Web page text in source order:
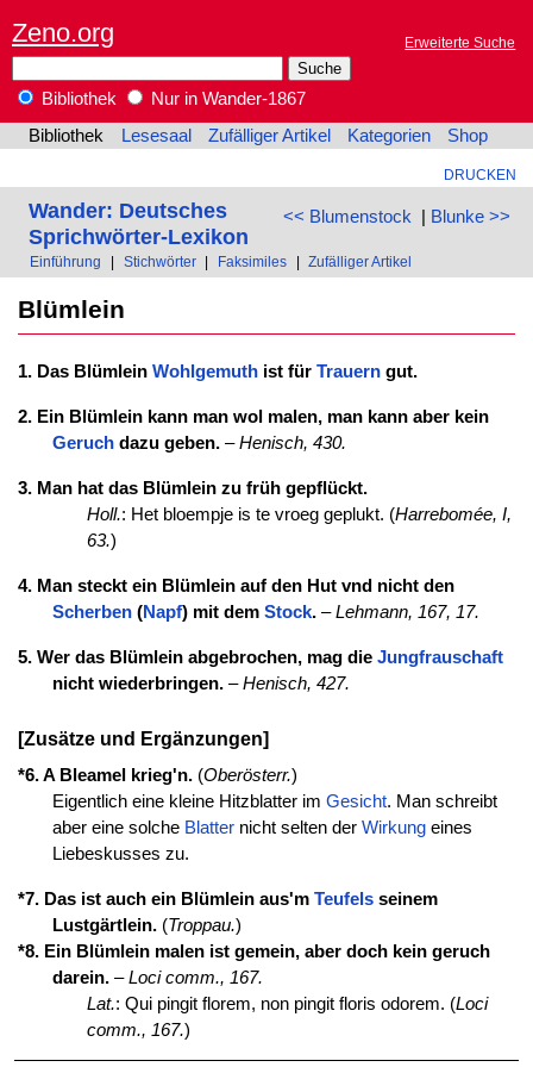
Zeno.org Erweiterte Suche
Bibliothek
Nur in Wander-1867
Bibliothek
Lesesaal Zufälliger Artikel Kategorien Shop
DRUCKEN
<< Blumenstock | Blunke >>
Wander: Deutsches
Sprichwörter-Lexikon
Einführung Stichwörter Faksimiles Zufälliger Artikel
Blümlein
1. Das Blümlein Wohlgemuthist für Trauerngut.
2. Ein Blümlein kann man wol malen, man kann aber kein
Geruchdazu geben.–Henisch, 430.
3. Man hat das Blümlein zu früh gepflückt.
Holl.: Het bloempje is te vroeg geplukt. (Harrebomée, I,
63.)
4. Man steckt ein Blümlein auf den Hut vnd nicht den
Scherben(Napf) mit dem Stock.–Lehmann, 167, 17.
5. Wer das Blümlein abgebrochen, mag die Jungfrauschaft
nicht wiederbringen.–Henisch, 427.
[Zusätze und Ergänzungen]
*6. A Bleamel krieg'n.(Oberösterr.)
Eigentlich eine kleine Hitzblatter im Gesicht. Man schreibt
aber eine solche Blatternicht selten der Wirkungeines
Liebeskusses zu.
*7. Das ist auch ein Blümlein aus'm Teufelsseinem
Lustgärtlein.(Troppau.)
*8. Ein Blümlein malen ist gemein, aber doch kein geruch
darein.–Loci comm., 167.
Lat.: Qui pingit florem, non pingit floris odorem. (Loci
comm., 167.)